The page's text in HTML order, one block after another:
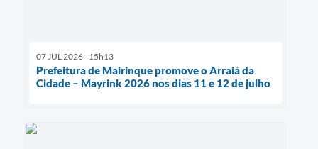
07 JUL 2026 - 15h13
Prefeitura de Mairinque promove o Arraiá da
Cidade – Mayrink 2026 nos dias 11 e 12 de julho